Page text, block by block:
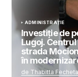
ADMINISTRAȚIE
Investiție de
Lugoj.
strada
în
de Thabitta Fecheta